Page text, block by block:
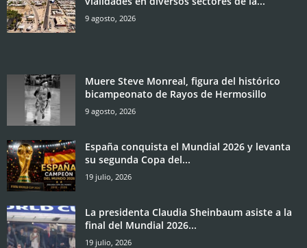
9 agosto, 2026
Muere Steve Monreal, figura del histórico
bicampeonato de Rayos de Hermosillo
9 agosto, 2026
España conquista el Mundial 2026 y levanta
su segunda Copa del...
19 julio, 2026
La presidenta Claudia Sheinbaum asiste a la
final del Mundial 2026...
19 julio, 2026